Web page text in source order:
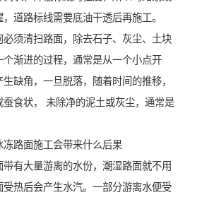
道路标线需要底油干透后再施工。
必须清扫路面，除去石子、灰尘、土块
个渐进的过程，通常是从一个小点开
缺角，一旦脱落，随着时间的推移，
蚕食状， 未除净的泥土或灰尘，通常是
冻路面施工会带来什么后果
有大量游离的水份，潮湿路面就不用
受热后会产生水汽。一部分游离水便受